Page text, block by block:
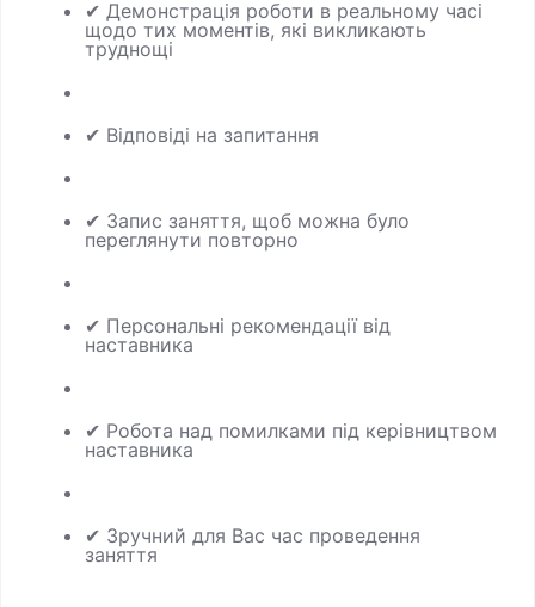
✔ Демонстрація роботи в реальному часі
щодо тих моментів, які викликають
труднощі
✔ Відповіді на запитання
✔ Запис заняття, щоб можна було
переглянути повторно
✔ Персональні рекомендації від
наставника
✔ Робота над помилками під керівництвом
наставника
✔ Зручний для Вас час проведення
заняття